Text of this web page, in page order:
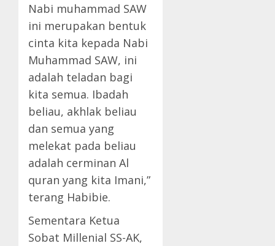
Nabi muhammad SAW
ini merupakan bentuk
cinta kita kepada Nabi
Muhammad SAW, ini
adalah teladan bagi
kita semua. Ibadah
beliau, akhlak beliau
dan semua yang
melekat pada beliau
adalah cerminan Al
quran yang kita Imani,”
terang Habibie.
Sementara Ketua
Sobat Millenial SS-AK,